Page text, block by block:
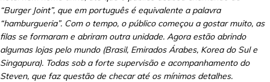
“Burger Joint”, que em português é equivalente a palavra
“hamburgueria”. Com o tempo, o público começou a gostar muito, as
filas se formaram e abriram outra unidade. Agora estão abrindo
algumas lojas pelo mundo (Brasil, Emirados Árabes, Korea do Sul e
Singapura). Todas sob a forte supervisão e acompanhamento do
Steven, que faz questão de checar até os mínimos detalhes.